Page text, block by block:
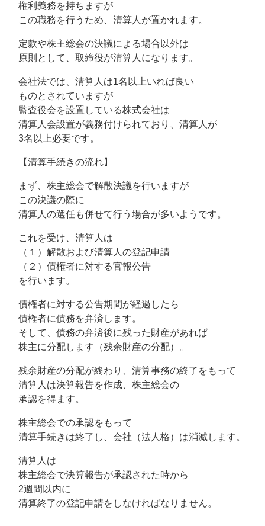
権利義務を持ちますが
この職務を行うため、清算人が置かれます。
定款や株主総会の決議による場合以外は
原則として、取締役が清算人になります。
会社法では、清算人は1名以上いれば良い
ものとされていますが
監査役会を設置している株式会社は
清算人会設置が義務付けられており、清算人が
3名以上必要です。
【清算手続きの流れ】
まず、株主総会で解散決議を行いますが
この決議の際に
清算人の選任も併せて行う場合が多いようです。
これを受け、清算人は
（１）解散および清算人の登記申請
（２）債権者に対する官報公告
を行います。
債権者に対する公告期間が経過したら
債権者に債務を弁済します。
そして、債務の弁済後に残った財産があれば
株主に分配します（残余財産の分配）。
残余財産の分配が終わり、清算事務の終了をもって
清算人は決算報告を作成、株主総会の
承認を得ます。
株主総会での承認をもって
清算手続きは終了し、会社（法人格）は消滅します。
清算人は
株主総会で決算報告が承認された時から
2週間以内に
清算終了の登記申請をしなければなりません。